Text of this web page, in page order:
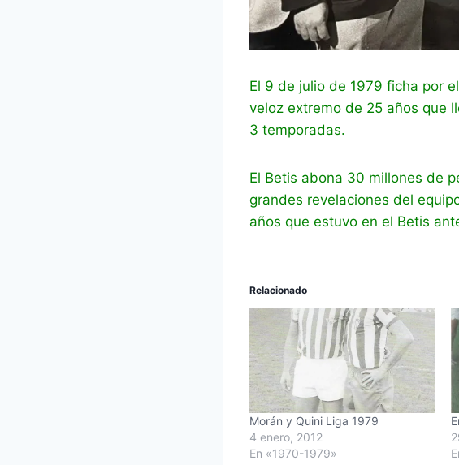
El 9 de julio de 1979 ficha por
veloz extremo de 25 años que
3 temporadas.
El Betis abona 30 millones de
grandes revelaciones del
años que estuvo en el Betis
Relacionado
Morán y Quini Liga 1979
4 enero, 2012
En «1970-1979»